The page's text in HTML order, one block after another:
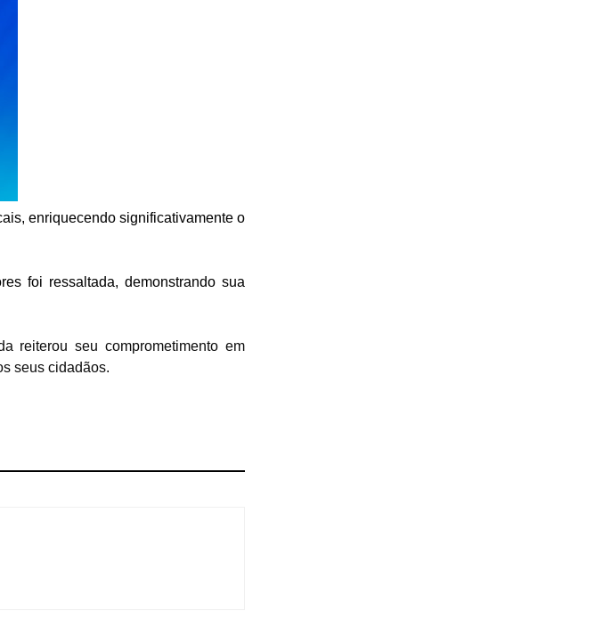
enriquecendo significativamente o
foi ressaltada, demonstrando sua
reiterou seu comprometimento em
seus cidadãos.